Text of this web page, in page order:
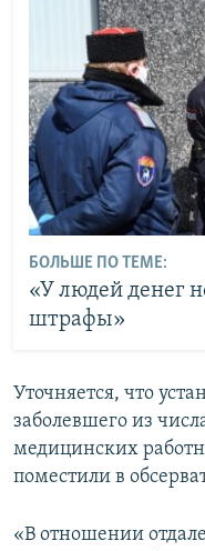
БОЛЬШЕ ПО ТЕМЕ:
«У людей денег
штрафы»
Уточняется, что
заболевшего из
медицинских
поместили в
«В отношении